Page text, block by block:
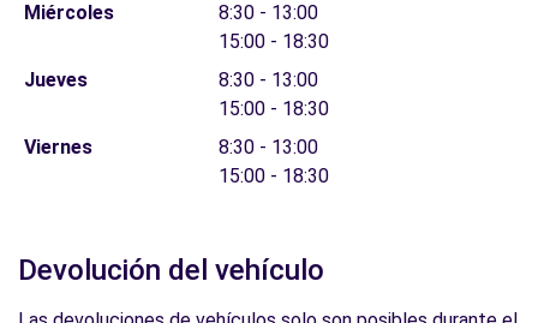
Miércoles
8:30 - 13:00
15:00 - 18:30
Jueves
8:30 - 13:00
15:00 - 18:30
Viernes
8:30 - 13:00
15:00 - 18:30
Devolución del vehículo